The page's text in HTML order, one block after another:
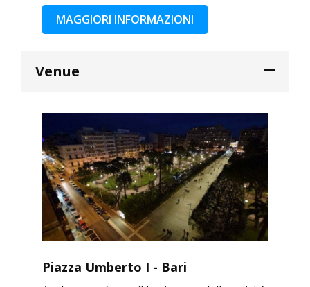
MAGGIORI INFORMAZIONI
Venue
Piazza Umberto I - Bari